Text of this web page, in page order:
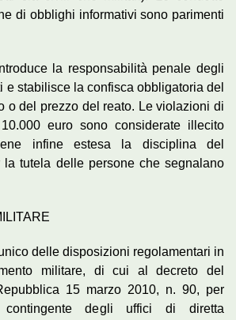
di obblighi informativi sono parimenti
la responsabilità penale degli
e stabilisce la confisca obbligatoria del
o del prezzo del reato. Le violazioni di
euro sono considerate illecito
infine estesa la disciplina del
la tutela delle persone che segnalano
delle disposizioni regolamentari in
militare, di cui al decreto del
15 marzo 2010, n. 90, per
contingente degli uffici di diretta